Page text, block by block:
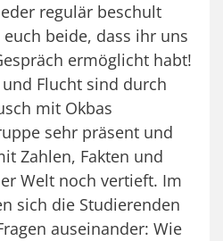
regulär beschult
beide, dass ihr uns
ermöglicht habt!
Flucht sind durch
mit Okbas
sehr präsent und
Zahlen, Fakten und
Welt noch vertieft. Im
sich die Studierenden
auseinander: Wie